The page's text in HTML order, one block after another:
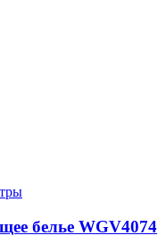
белье WGV4074